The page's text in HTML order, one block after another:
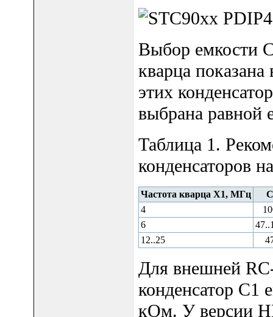
Выбор емкости
кварца
этих
выбрана равной
Таблица 1.
конденсаторов
Частота кварца X1, МГц
C
4
6
12..25
Для внешней
конденсатор C1
кОм. У версии